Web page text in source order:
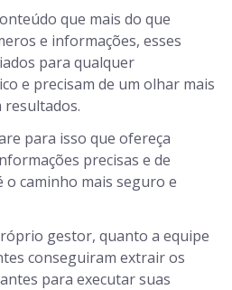
que mais do que
e informações, esses
para qualquer
e precisam de um olhar mais
para isso que ofereça
precisas e de
o caminho mais seguro e
gestor, quanto a equipe
conseguiram extrair os
para executar suas